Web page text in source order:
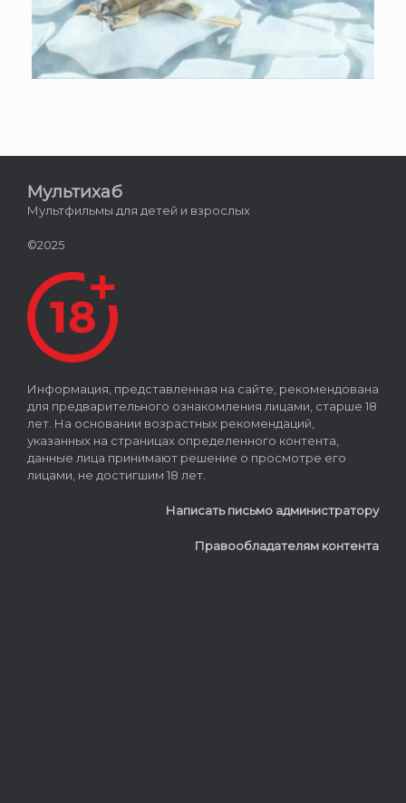
Мультихаб
Мультфильмы для детей и взрослых
©2025
Информация, представленная на сайте, рекомендована
для предварительного ознакомления лицами, старше 18
лет. На основании возрастных рекомендаций,
указанных на страницах определенного контента,
данные лица принимают решение о просмотре его
лицами, не достигшим 18 лет.
Написать письмо администратору
Правообладателям контента